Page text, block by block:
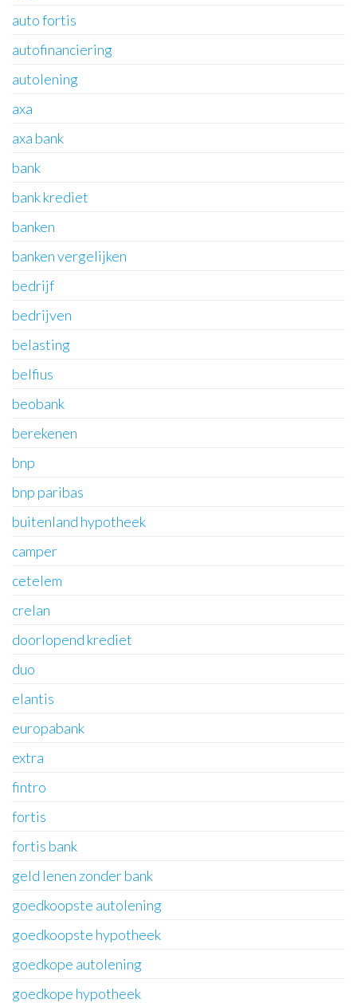
auto fortis
autofinanciering
autolening
axa
axa bank
bank
bank krediet
banken
banken vergelijken
bedrijf
bedrijven
belasting
belfius
beobank
berekenen
bnp
bnp paribas
buitenland hypotheek
camper
cetelem
crelan
doorlopend krediet
duo
elantis
europabank
extra
fintro
fortis
fortis bank
geld lenen zonder bank
goedkoopste autolening
goedkoopste hypotheek
goedkope autolening
goedkope hypotheek